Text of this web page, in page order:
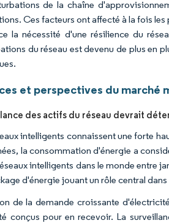
de la chaîne
Ces facteurs ont affecté à la fois
la nécessité d'une résilience du
du réseau est devenu de plus en
et perspectives du marché
des actifs du réseau devrait
intelligents connaissent une forte
la consommation d'énergie a
intelligents dans le monde entre
d'énergie jouant un rôle central
de la demande croissante
conçus pour en recevoir. La